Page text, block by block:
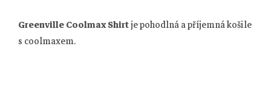
Greenville Coolmax Shirtje pohodlná a příjemná košile
s coolmaxem.